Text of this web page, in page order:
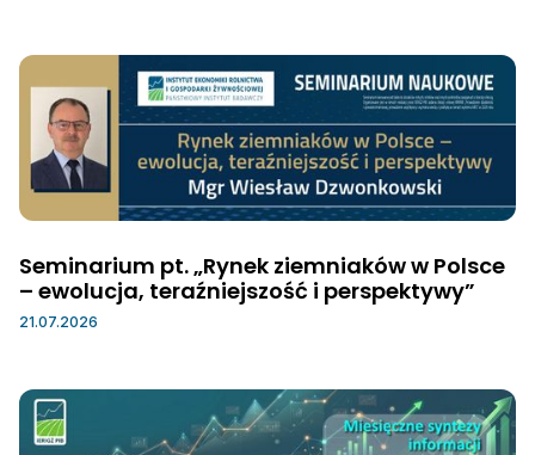
Seminarium pt. „Rynek ziemniaków w Polsce
– ewolucja, teraźniejszość i perspektywy”
21.07.2026